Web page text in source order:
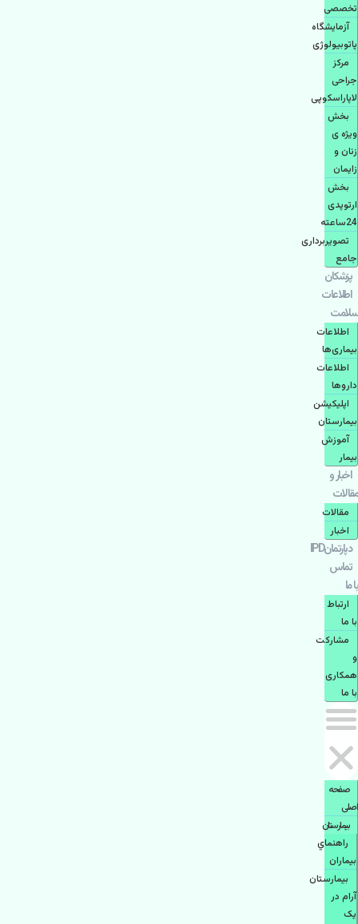
تخصصی
آزمایشگاه
پاتوبیولوژی
مرکز
جراحی
لاپاراسکوپی
بخش
ویژه ی
زنان و
زایمان
بخش
ارتوپدی
24ساعته
تصویربرداری
جامع
پزشكان
اطلاعات
سلامت
اطلاعات
بیماری‌ها
اطلاعات
دارو‌ها
اپليكيشن
بيمارستان
آموزش
بیمار
اخبار و
مقالات
مقالات
اخبار
دپارتمانIPD
تماس
با ما
ارتباط
با ما
مشاركت
و
همكاری
با ما
صفحه
اصلی
بيمارستان
راهنماي
بیماران
بیمارستان
آرام در
یک